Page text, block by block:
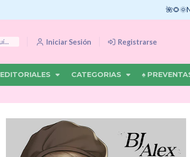
Iniciar Sesión Registrarse
EDITORIALES CATEGORIAS ♠